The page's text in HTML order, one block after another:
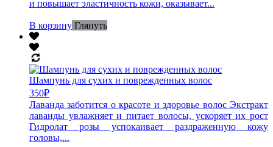
и повышает эластичность кожи, оказывает...
В корзину Глянуть
Шампунь для сухих и поврежденных волос
350₽
Лаванда заботится о красоте и здоровье волос Экстракт
лаванды увлажняет и питает волосы, ускоряет их рост
Гидролат розы успокаивает раздраженную кожу
головы,...